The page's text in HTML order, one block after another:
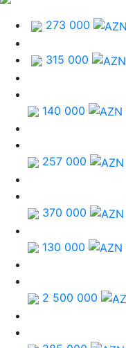
273 000
315 000
140 000
257 000
370 000
130 000
2 500 000